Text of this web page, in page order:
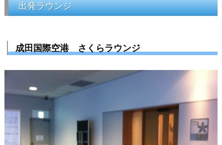
出発ラウンジ
成田国際空港 さくらラウンジ